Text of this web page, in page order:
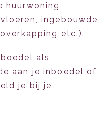
huurwoning
ingebouwde
etc.).
als
aan je inboedel of
je bij je